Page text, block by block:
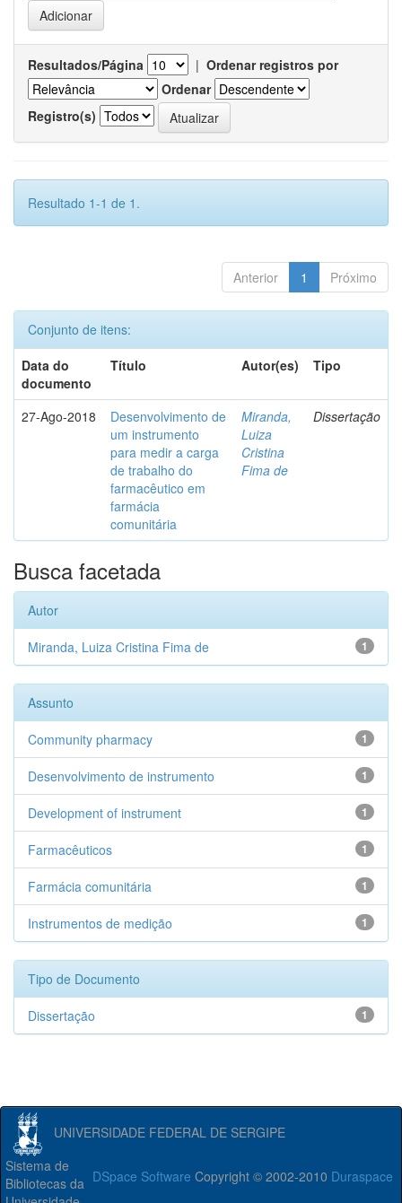
Resultados/Página | Ordenar registros por
Ordenar
Registro(s)
Resultado 1-1 de 1.
Anterior 1 Próximo
Conjunto de itens:
Data do
documento
Título Autor(es) Tipo
27-Ago-2018
Desenvolvimento de
um instrumento
para medir a carga
de trabalho do
farmacêutico em
farmácia
comunitária
Miranda,
Luiza
Cristina
Fima de
Dissertação
Busca facetada
Autor
1
Miranda, Luiza Cristina Fima de
Assunto
1
Community pharmacy
1
Desenvolvimento de instrumento
1
Development of instrument
1
Farmacêuticos
1
Farmácia comunitária
1
Instrumentos de medição
Tipo de Documento
1
Dissertação
UNIVERSIDADE FEDERAL DE SERGIPE
DSpace Software Copyright © 2002-2010 Duraspace
Sistema de
Bibliotecas da